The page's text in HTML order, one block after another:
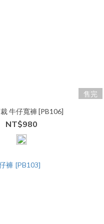
售完
牛仔寬褲 [PB106]
NT$980